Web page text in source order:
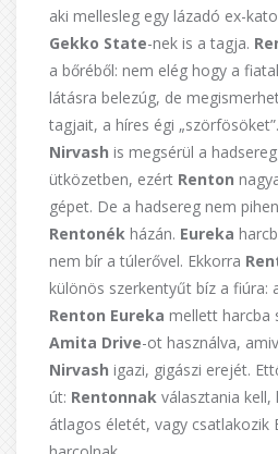
aki mellesleg egy lázadó ex-
Gekko State-nek is a tagja.
a bőréből: nem elég hogy a
látásra belezúg, de
tagjait, a híres égi
Nirvash is megsérül a
ütközetben, ezért Renton
gépet. De a hadsereg nem
Rentonék házán. Eureka
nem bír a túlerővel. Ekkorra
különös szerkentyűt bíz a fiúra:
Renton Eureka mellett harcba
Amita Drive-ot használva,
Nirvash igazi, gigászi erejét.
út: Rentonnak választania
átlagos életét, vagy csatlakozik